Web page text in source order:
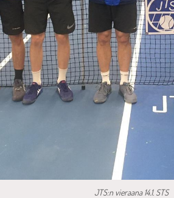
JTS:n vieraana 14.1. STS